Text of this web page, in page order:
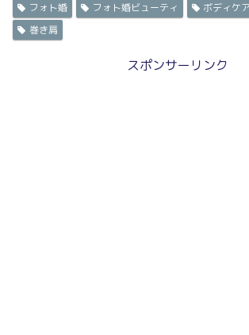
フォト婚
フォト婚ビューティ ボディケア
巻き肩
スポンサーリンク